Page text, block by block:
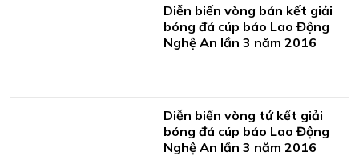
Diễn biến vòng bán kết giải
bóng đá cúp báo Lao Động
Nghệ An lần 3 năm 2016
Diễn biến vòng tứ kết giải
bóng đá cúp báo Lao Động
Nghệ An lần 3 năm 2016